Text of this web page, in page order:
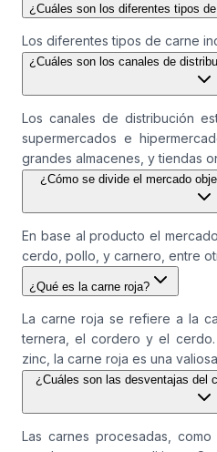
¿Cuáles son los diferentes tipos
Los diferentes tipos de carne
¿Cuáles son los canales de
Los canales de distribución
supermercados e
grandes almacenes, y tiendas
¿Cómo se divide el mercado
En base al producto el
cerdo, pollo, y carnero, entre
¿Qué es la carne roja?
La carne roja se refiere a la
ternera, el cordero y el
zinc, la carne roja es una
¿Cuáles son las desventajas del
Las carnes procesadas,